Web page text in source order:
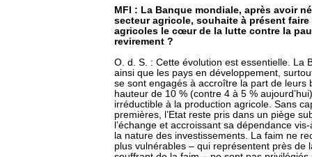
MFI : La Banque mondiale, après avoir
secteur agricole, souhaite à présent
agricoles le cœur de la lutte contre la
revirement ?
O. d. S. : Cette évolution est essentielle. La
ainsi que les pays en développement,
se sont engagés à accroître la part de leurs
hauteur de 10 % (contre 4 à 5 %
irréductible à la production agricole. Sans
premières, l’Etat reste pris dans un piège
l’échange et accroissant sa dépendance
la nature des investissements. La faim ne
plus vulnérables – qui représentent près de